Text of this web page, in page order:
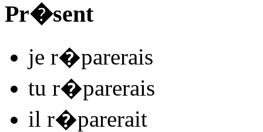
Pr�sent
je r�parerais
tu r�parerais
il r�parerait